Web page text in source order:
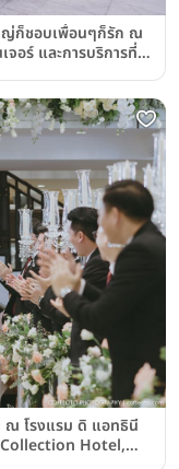
ญ่ก็ชอบเพื่อนๆก็รัก ณ
อร์ และการบริการที่
ณ โรงแรม ดิ แอทธินี
Hotel,